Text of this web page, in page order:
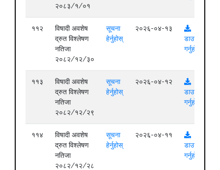
२०८३/१/०१
११२
विषादी अवशेष
द्रुत विश्लेषण
नतिजा
२०८२/१२/३०
सूचना
हेर्नुहोस्
२०२६-०४-१३
डाउनलोड
गर्नुहोस्
११३
विषादी अवशेष
द्रुत विश्लेषण
नतिजा
२०८२/१२/२९
सूचना
हेर्नुहोस्
२०२६-०४-१२
डाउनलोड
गर्नुहोस्
११४
विषादी अवशेष
द्रुत विश्लेषण
नतिजा
२०८२/१२/२८
सूचना
हेर्नुहोस्
२०२६-०४-११
डाउनलोड
गर्नुहोस्